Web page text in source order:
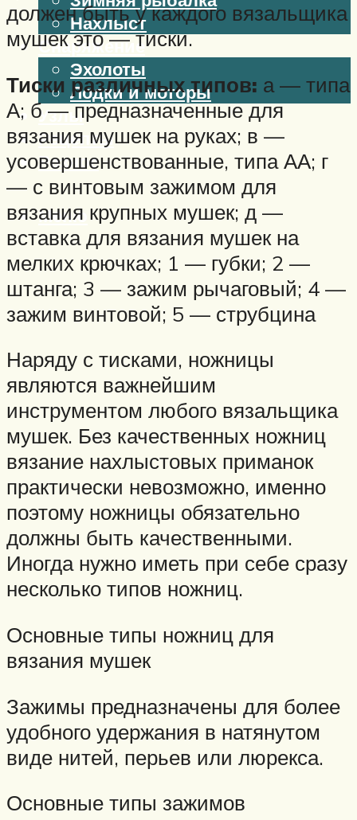
Нахлыст
Снаряжение
Эхолоты
Лодки и моторы
Узлы
Рецепты
Разное
Меню
должен быть у каждого вязальщика
мушек это — тиски.
Тиски различных типов: а — типа
А; б — предназначенные для
вязания мушек на руках; в —
усовершенствованные, типа АА; г
— с винтовым зажимом для
вязания крупных мушек; д —
вставка для вязания мушек на
мелких крючках; 1 — губки; 2 —
штанга; 3 — зажим рычаговый; 4 —
зажим винтовой; 5 — струбцина
Наряду с тисками, ножницы
являются важнейшим
инструментом любого вязальщика
мушек. Без качественных ножниц
вязание нахлыстовых приманок
практически невозможно, именно
поэтому ножницы обязательно
должны быть качественными.
Иногда нужно иметь при себе сразу
несколько типов ножниц.
Основные типы ножниц для
вязания мушек
Зажимы предназначены для более
удобного удержания в натянутом
виде нитей, перьев или люрекса.
Основные типы зажимов